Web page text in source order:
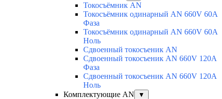
Токосъёмник AN
Токосъёмник одинарный AN 660V 60A
Фаза
Токосъёмник одинарный AN 660V 60A
Ноль
Сдвоенный токосъеник AN
Сдвоенный токосъеник AN 660V 120A
Фаза
Сдвоенный токосъеник AN 660V 120A
Ноль
Комплектующие AN
▼